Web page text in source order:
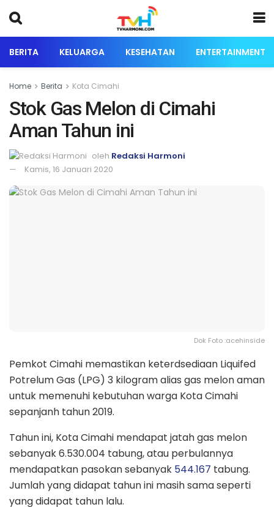
BERITA KELUARGA KESEHATAN ENTERTAINMENT
Home Berita Kota Cimahi
Stok Gas Melon di Cimahi
Aman Tahun ini
oleh Redaksi Harmoni
Kamis, 16 Januari 2020
Dok Foto :acehinside
Pemkot Cimahi memastikan keterdsediaan Liquifed
Potrelum Gas (LPG) 3 kilogram alias gas melon aman
untuk memenuhi kebutuhan warga Kota Cimahi
sepanjanh tahun 2019.
Tahun ini, Kota Cimahi mendapat jatah gas melon
sebanyak 6.530.004 tabung, atau perbulannya
mendapatkan pasokan sebanyak 544.167 tabung.
Jumlah yang didapat tahun ini masih sama seperti
yang didapat tahun lalu.